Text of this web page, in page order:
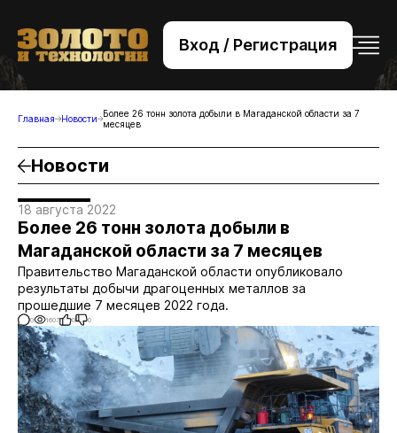
Вход / Регистрация
+7 (495) 221-76-32
bsv@zolteh.ru
Главная Новости
Более 26 тонн золота добыли в Магаданской области за 7
месяцев
Новости
18 августа 2022
Более 26 тонн золота добыли в
Магаданской области за 7 месяцев
Правительство Магаданской области опубликовало
результаты добычи драгоценных металлов за
прошедшие 7 месяцев 2022 года.
0 1607 0 0